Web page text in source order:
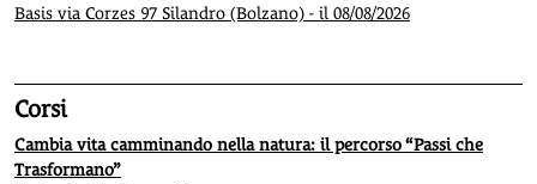
Basis via Corzes 97 Silandro (Bolzano) - il 08/08/2026
Corsi
Cambia vita camminando nella natura: il percorso “Passi che
Trasformano”